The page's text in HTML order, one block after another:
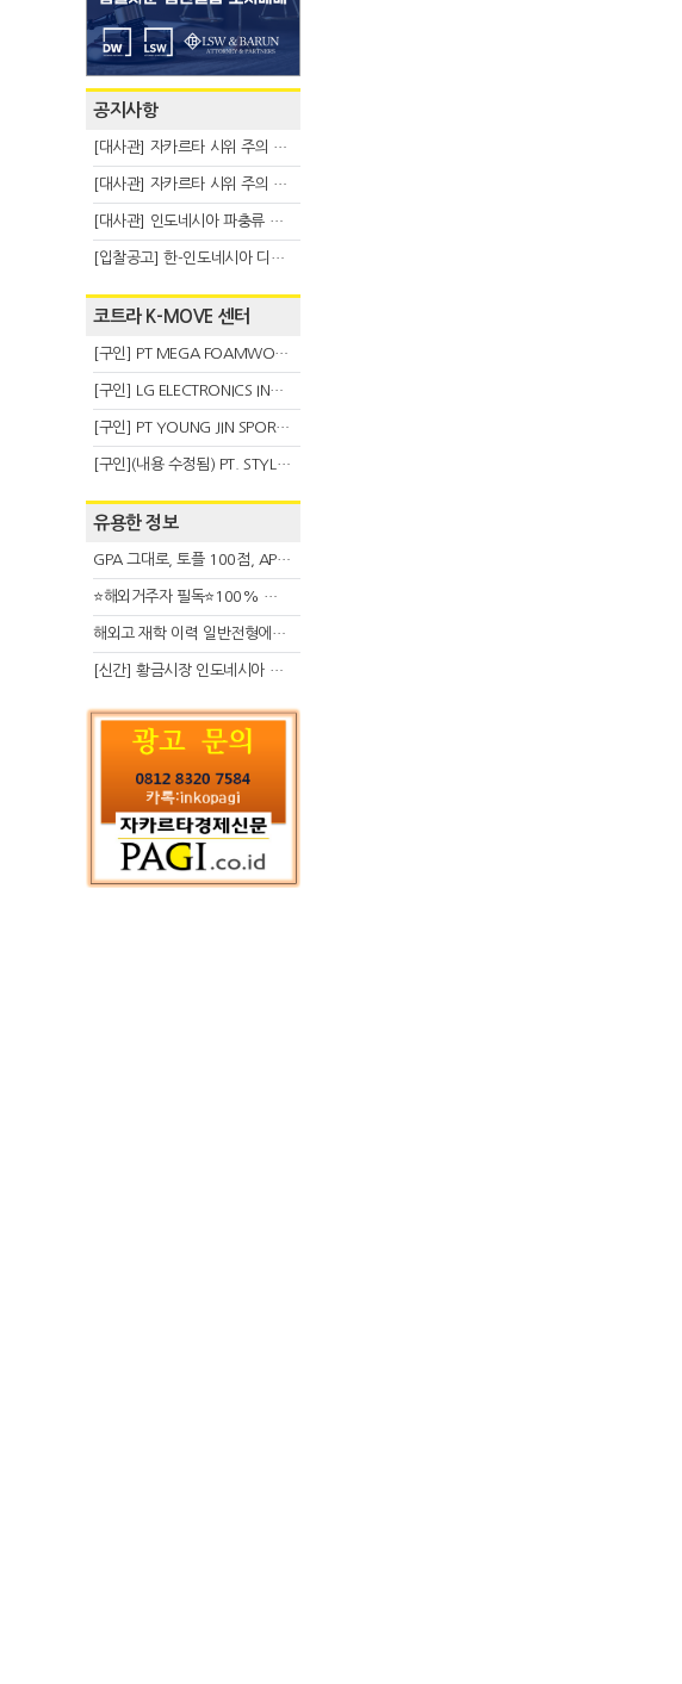
공지사항
[대사관] 자카르타 시위 주의 안내(8.6)
[대사관] 자카르타 시위 주의 안내(8.3)
[대사관] 인도네시아 파충류 불법 반출 주의 (7.29)
[입찰공고] 한-인도네시아 디지털융복합 탈 전시회
코트라 K-MOVE 센터
[구인] PT MEGA FOAMWORKS INDONESIA
[구인] LG ELECTRONICS INDONESIA
[구인] PT YOUNG JIN SPORT INDONESIA
[구인](내용 수정됨) PT. STYLE KOREAN INDONESIA (스타일 코리안 인도네시아)
유용한 정보
GPA 그대로, 토플 100점, AP 막막 — 원인은 하나입니다
⭐해외거주자 필독⭐100% 온라인 마지막 한국어교원 2급 추가모집 (~8/2)
해외고 재학 이력 일반전형에서 분명한 입시 강점 살리는 전략
[신간] 황금시장 인도네시아 슈퍼리치의 성공 수업